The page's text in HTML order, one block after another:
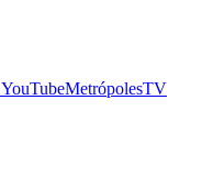
YouTubeMetrópolesTV